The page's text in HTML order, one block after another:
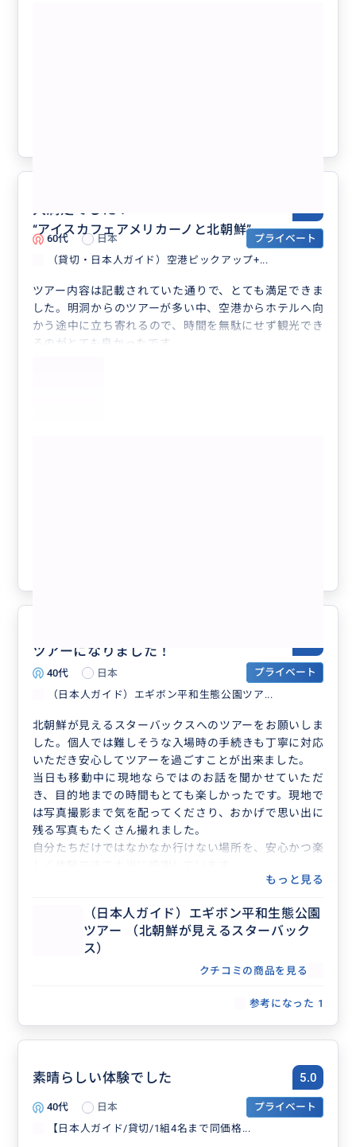
“アイスカフェアメリカーノと北朝鮮”
60代 日本
プライベート
（貸切・日本人ガイド）空港ピックアップ+...
ツアー内容は記載されていた通りで、とても満足できま
した。明洞からのツアーが多い中、空港からホテルへ向
かう途中に立ち寄れるので、時間を無駄にせず観光でき
るのがとても良かったです。
ツアーになりました！
40代 日本
プライベート
（日本人ガイド）エギボン平和生態公園ツア...
北朝鮮が見えるスターバックスへのツアーをお願いしま
した。個人では難しそうな入場時の手続きも丁寧に対応
いただき安心してツアーを過ごすことが出来ました。
当日も移動中に現地ならではのお話を聞かせていただ
き、目的地までの時間もとても楽しかったです。現地で
は写真撮影まで気を配ってくださり、おかげで思い出に
残る写真もたくさん撮れました。
自分たちだけではなかなか行けない場所を、安心かつ楽
もっと見る
（日本人ガイド）エギボン平和生態公園
ツアー （北朝鮮が見えるスターバック
ス）
クチコミの商品を見る
参考になった 1
素晴らしい体験でした 5.0
40代 日本
プライベート
【日本人ガイド/貸切/1組4名まで同価格...